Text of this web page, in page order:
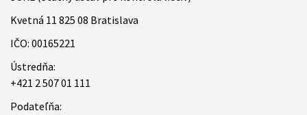
Kvetná 11 825 08 Bratislava
IČO: 00165221
Ústredňa:
+421 2 507 01 111
Podateľňa: